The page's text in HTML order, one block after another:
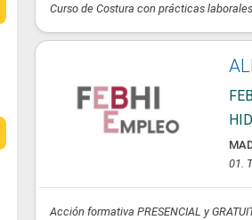
Curso de Costura con prácticas
01.
Acción formativa PRESENCIAL y